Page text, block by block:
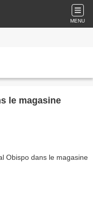
MENU
le magasine